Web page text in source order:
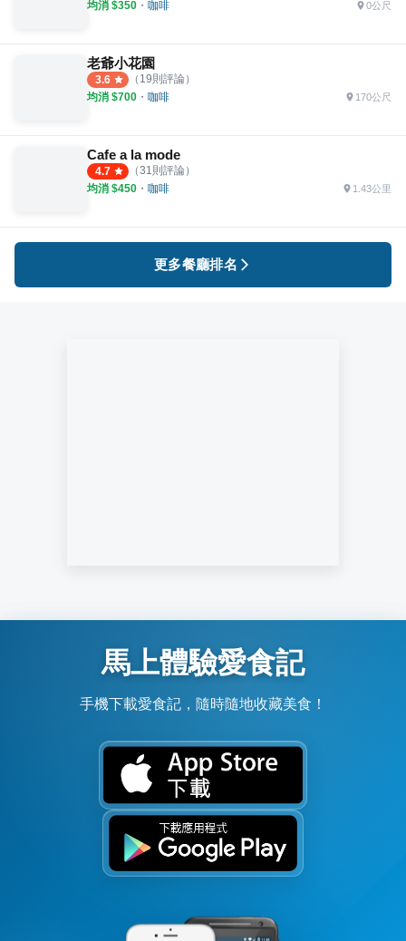
均消 $350 ・ 咖啡 0公尺
老爺小花園
3.6 （ 19則評論）
均消 $700 ・ 咖啡 170公尺
Cafe a la mode
4.7 （31 則評論）
均消 $450 ・ 咖啡 1.43公里
更多餐廳排名
馬上體驗愛食記
手機下載愛食記，隨時隨地收藏美食！